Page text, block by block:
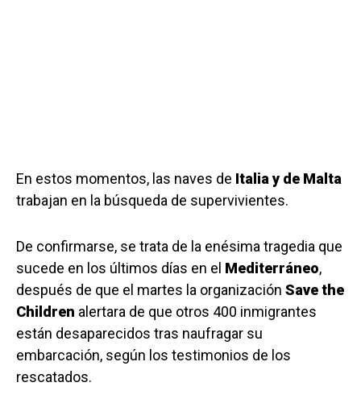
En estos momentos, las naves de Italia y de Malta
trabajan en la búsqueda de supervivientes.
De confirmarse, se trata de la enésima tragedia que
sucede en los últimos días en el Mediterráneo,
después de que el martes la organización Save the
Children alertara de que otros 400 inmigrantes
están desaparecidos tras naufragar su
embarcación, según los testimonios de los
rescatados.